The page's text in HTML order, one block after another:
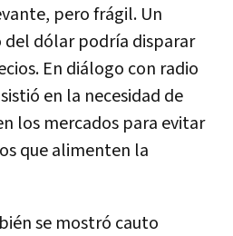
pero frágil. Un
dólar podría disparar
En diálogo con radio
en la necesidad de
los mercados para evitar
que alimenten la
se mostró cauto